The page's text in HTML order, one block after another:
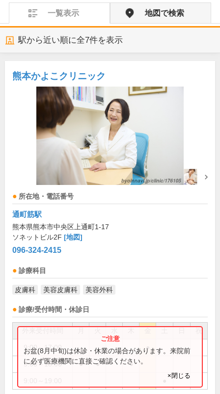
一覧表示 地図で検索
駅から近い順に全7件を表示
熊本かよこクリニック
所在地・電話番号
通町筋駅
熊本県熊本市中央区上通町1-17
ソネットビル2F [地図]
096-324-2415
診療科目
皮膚科 美容皮膚科 美容外科
診療/受付時間・休診日
祝
9:00～17:00 ●
9:00～18:00 ● ● ●
お盆(8月中旬)は休診・休業の場合があります。来院前
に必ず医療機関に直接ご確認ください。
×閉じる